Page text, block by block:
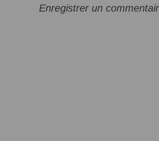
Enregistrer un